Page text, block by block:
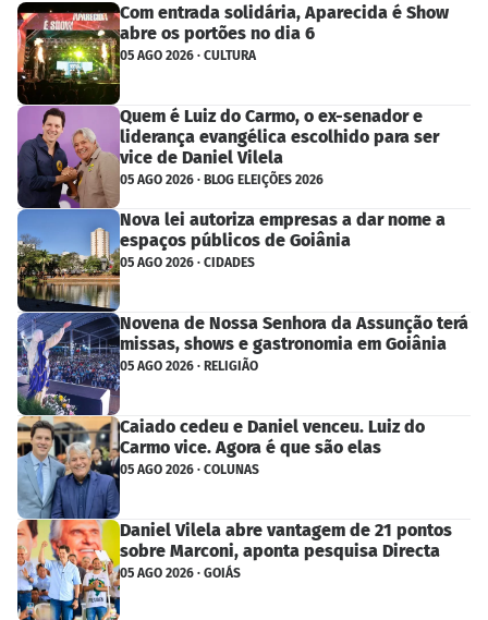
Com entrada solidária, Aparecida é Show
abre os portões no dia 6
05 AGO 2026 · CULTURA
Quem é Luiz do Carmo, o ex-senador e
liderança evangélica escolhido para ser
vice de Daniel Vilela
05 AGO 2026 · BLOG ELEIÇÕES 2026
Nova lei autoriza empresas a dar nome a
espaços públicos de Goiânia
05 AGO 2026 · CIDADES
Novena de Nossa Senhora da Assunção terá
missas, shows e gastronomia em Goiânia
05 AGO 2026 · RELIGIÃO
Caiado cedeu e Daniel venceu. Luiz do
Carmo vice. Agora é que são elas
05 AGO 2026 · COLUNAS
Daniel Vilela abre vantagem de 21 pontos
sobre Marconi, aponta pesquisa Directa
05 AGO 2026 · GOIÁS